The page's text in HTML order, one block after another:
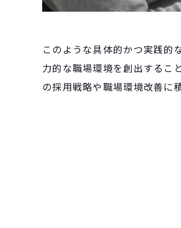
このような具体的かつ実践的
力的な職場環境を創出するこ
の採用戦略や職場環境改善に